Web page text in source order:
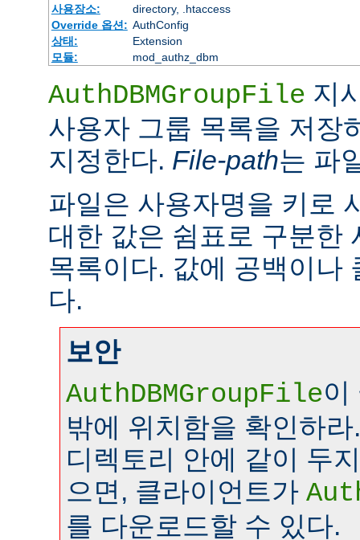
사용장소:
directory, .htaccess
Override 옵션: AuthConfig
상태:
Extension
모듈:
mod_authz_dbm
AuthDBMGroupFile 지
사용자 그룹 목록을 저장
지정한다. File-path는 파
파일은 사용자명을 키로
대한 값은 쉼표로 구분한
목록이다. 값에 공백이나
다.
보안
AuthDBMGroupFile이
밖에 위치함을 확인하
디렉토리 안에 같이 두
으면, 클라이언트가
를 다운로드할 수 있다.